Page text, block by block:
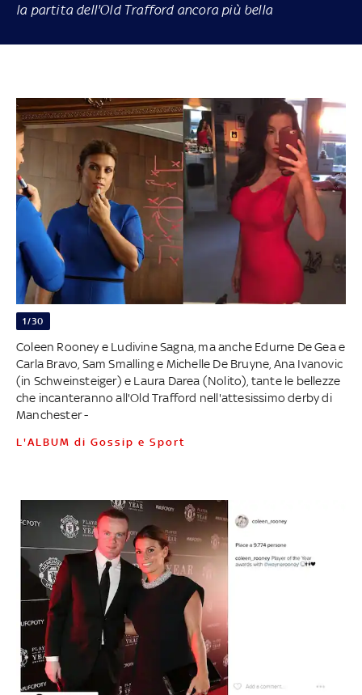
la partita dell'Old Trafford ancora più bella
1/30
Coleen Rooney e Ludivine Sagna, ma anche Edurne De Gea e
Carla Bravo, Sam Smalling e Michelle De Bruyne, Ana Ivanovic
(in Schweinsteiger) e Laura Darea (Nolito), tante le bellezze
che incanteranno all'Old Trafford nell'attesissimo derby di
Manchester -
L'ALBUM di Gossip e Sport